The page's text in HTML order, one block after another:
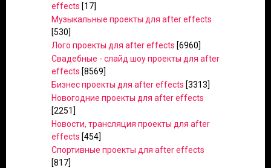
effects [17]
Музыкальные проекты для after effects
[530]
Лого проекты для after effects [6960]
Свадебные - слайд шоу проекты для after
effects [8569]
Бизнес проекты для after effects [3313]
Новогодние проекты для after effects
[2251]
Новости, трансляция проекты для after
effects [454]
Спортивные проекты для after effects
[817]